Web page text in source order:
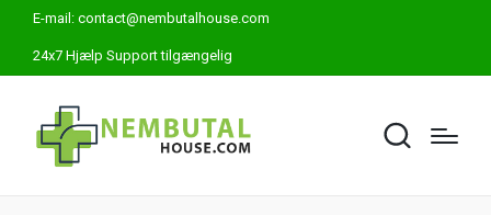
E-mail: contact@nembutalhouse.com
24x7 Hjælp Support tilgængelig